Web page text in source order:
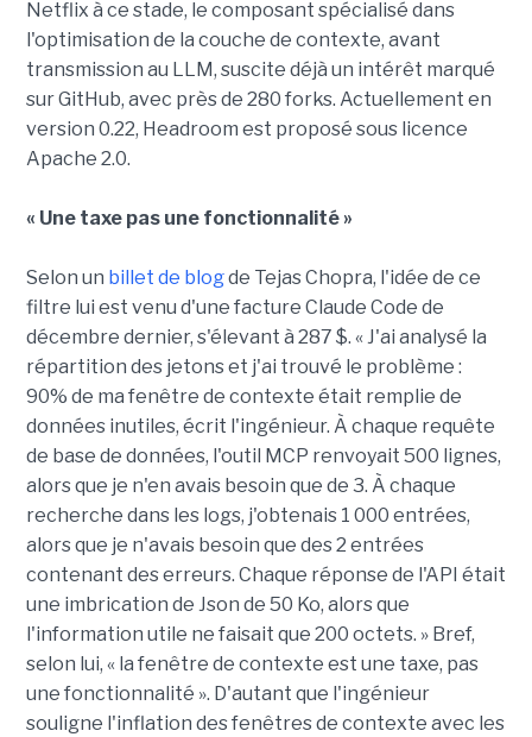
Netflix à ce stade, le composant spécialisé dans
l'optimisation de la couche de contexte, avant
transmission au LLM, suscite déjà un intérêt marqué
sur GitHub, avec près de 280 forks. Actuellement en
version 0.22, Headroom est proposé sous licence
Apache 2.0.
« Une taxe pas une fonctionnalité »
Selon un billet de blogde Tejas Chopra, l'idée de ce
filtre lui est venu d'une facture Claude Code de
décembre dernier, s'élevant à 287 $. « J'ai analysé la
répartition des jetons et j'ai trouvé le problème :
90% de ma fenêtre de contexte était remplie de
données inutiles, écrit l'ingénieur. À chaque requête
de base de données, l'outil MCP renvoyait 500 lignes,
alors que je n'en avais besoin que de 3. À chaque
recherche dans les logs, j'obtenais 1 000 entrées,
alors que je n'avais besoin que des 2 entrées
contenant des erreurs. Chaque réponse de l'API était
une imbrication de Json de 50 Ko, alors que
l'information utile ne faisait que 200 octets. » Bref,
selon lui, « la fenêtre de contexte est une taxe, pas
une fonctionnalité ». D'autant que l'ingénieur
souligne l'inflation des fenêtres de contexte avec les